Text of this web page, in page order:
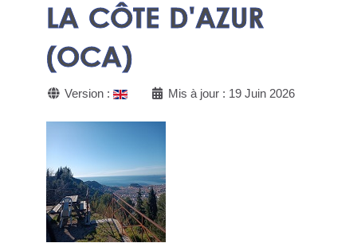
LA CÔTE D'AZUR
(OCA)
Version : Mis à jour : 19 Juin 2026